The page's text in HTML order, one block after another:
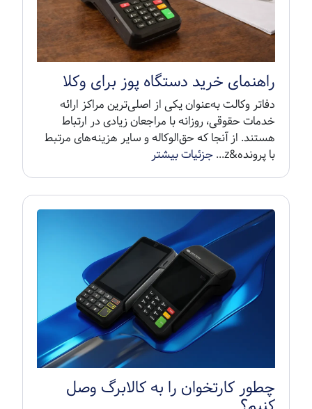
راهنمای خرید دستگاه پوز برای وکلا
دفاتر وکالت به‌عنوان یکی از اصلی‌ترین مراکز ارائه
خدمات حقوقی، روزانه با مراجعان زیادی در ارتباط
هستند. از آنجا که حق‌الوکاله و سایر هزینه‌های مرتبط
با پرونده&z...
جزئیات بیشتر
چطور کارتخوان را به کالابرگ وصل